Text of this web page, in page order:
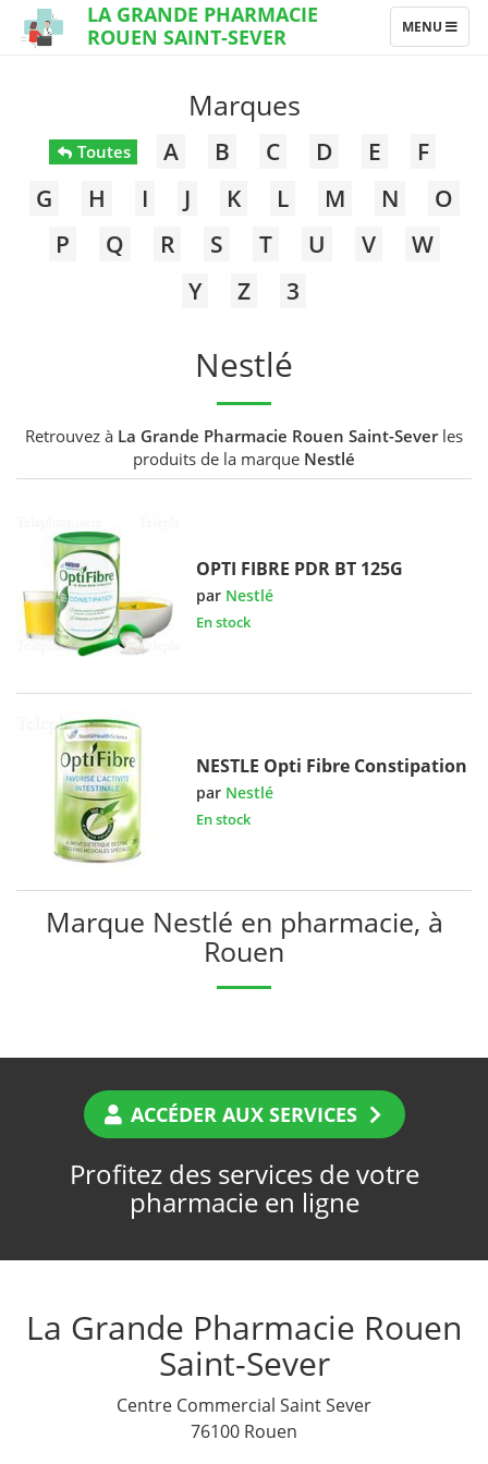
LA GRANDE PHARMACIE
ROUEN SAINT-SEVER
TOGGLE
NAVIGATION
MENU
Marques
Toutes A B C D E
F
G
H I J K L M N
O
P
Q R S T U V
W
Y
Z 3
Nestlé
Retrouvez à La Grande Pharmacie Rouen Saint-Severles
produits de la marque Nestlé
OPTI FIBRE PDR BT 125G
par Nestlé
En stock
NESTLE Opti Fibre Constipation
par Nestlé
En stock
Marque Nestlé en pharmacie, à
Rouen
ACCÉDER AUX SERVICES
Profitez des services de votre
pharmacie en ligne
La Grande Pharmacie Rouen
Saint-Sever
Centre Commercial Saint Sever
76100 Rouen